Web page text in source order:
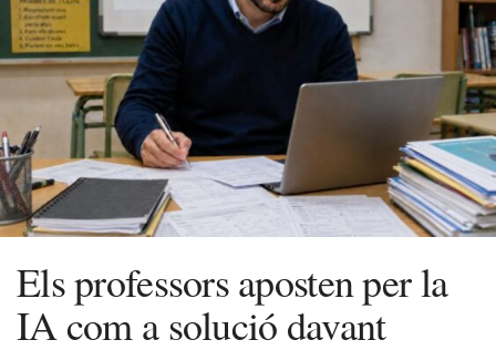
Els professors aposten per la
IA com a solució davant